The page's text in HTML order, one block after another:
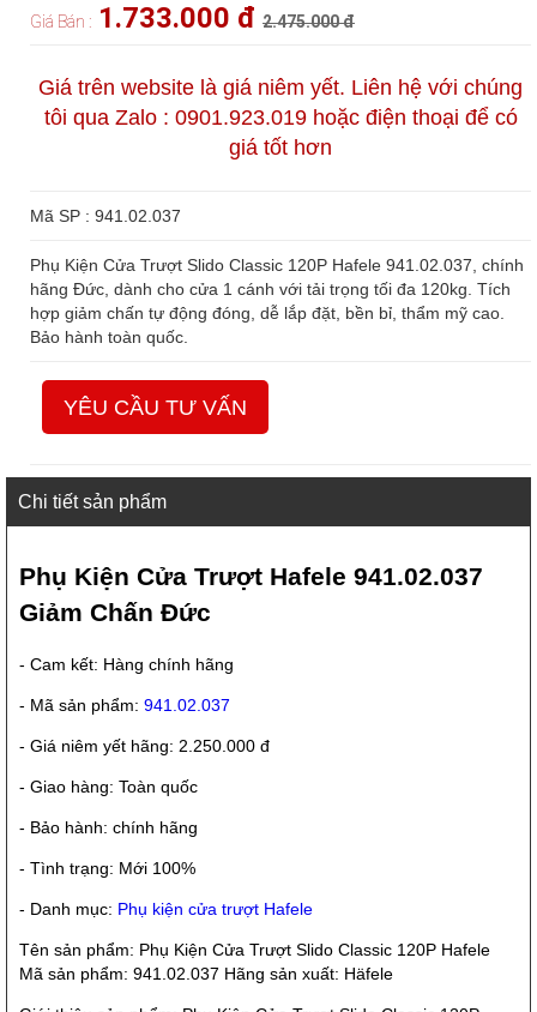
Giá Bán : 1.733.000 đ 2.475.000 đ
Giá trên website là giá niêm yết. Liên hệ với chúng
tôi qua Zalo : 0901.923.019 hoặc điện thoại để có
giá tốt hơn
Mã SP : 941.02.037
Phụ Kiện Cửa Trượt Slido Classic 120P Hafele 941.02.037, chính
hãng Đức, dành cho cửa 1 cánh với tải trọng tối đa 120kg. Tích
hợp giảm chấn tự động đóng, dễ lắp đặt, bền bỉ, thẩm mỹ cao.
Bảo hành toàn quốc.
YÊU CẦU TƯ VẤN
Chi tiết sản phẩm
Phụ Kiện Cửa Trượt Hafele 941.02.037
Giảm Chấn Đức
- Cam kết: Hàng chính hãng
- Mã sản phẩm: 941.02.037
- Giá niêm yết hãng: 2.250.000 đ
- Giao hàng: Toàn quốc
- Bảo hành: chính hãng
- Tình trạng: Mới 100%
- Danh mục: Phụ kiện cửa trượt Hafele
Tên sản phẩm: Phụ Kiện Cửa Trượt Slido Classic 120P Hafele
Mã sản phẩm: 941.02.037 Hãng sản xuất: Häfele